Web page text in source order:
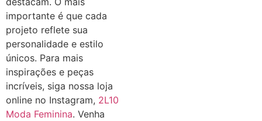
importante é que cada
projeto reflete sua
personalidade e estilo
únicos. Para mais
inspirações e peças
incríveis, siga nossa loja
online no Instagram, 2L10
Moda Feminina. Venha